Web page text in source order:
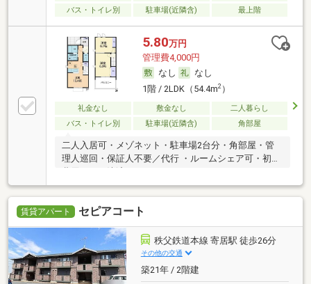
バス・トイレ別
駐車場(近隣含) 最上階
5.80万円
管理費4,000円
なし
なし
1階 / 2LDK（54.4m2）
礼金なし 敷金なし
二人暮らし
バス・トイレ別
駐車場(近隣含) 角部屋
二人入居可・メゾネット・駐車場2台分・角部屋・管
理人巡回・保証人不要／代行 ・ルームシェア可・初期
賃貸アパート セピアコート
秩父鉄道本線 寄居駅 徒歩26分
その他の交通
築21年 / 2階建